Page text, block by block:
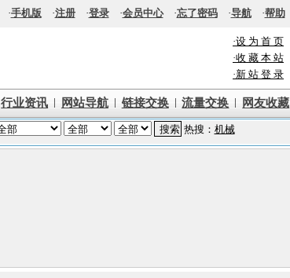
·手机版 ·注册·登录·会员中心·忘了密码·导航·帮助
·设 为 首 页
·收 藏 本 站
·新 站 登 录
行业资讯 | 网站导航 | 链接交换 | 流量交换 | 网友收藏